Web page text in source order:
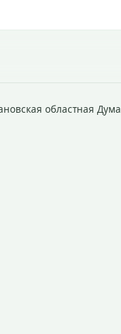
областная Дума